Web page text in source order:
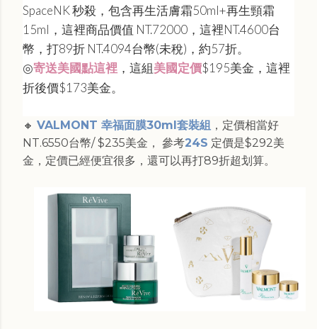
SpaceNK 秒殺，包含再生活膚霜50ml+再生頸霜
15ml，這裡商品價值 NT.72000，這裡NT.4600台
幣，打89折 NT.4094台幣(未稅)，約57折。
◎寄送美國點這裡 ，這組美國定價$195美金，這裡
折後價$173美金。
🔸 VALMONT 幸福面膜30ml套裝組 ，定價相當好
NT.6550台幣/ $235美金， 參考24S 定價是$292美
金，定價已經便宜很多，還可以再打89折超划算。